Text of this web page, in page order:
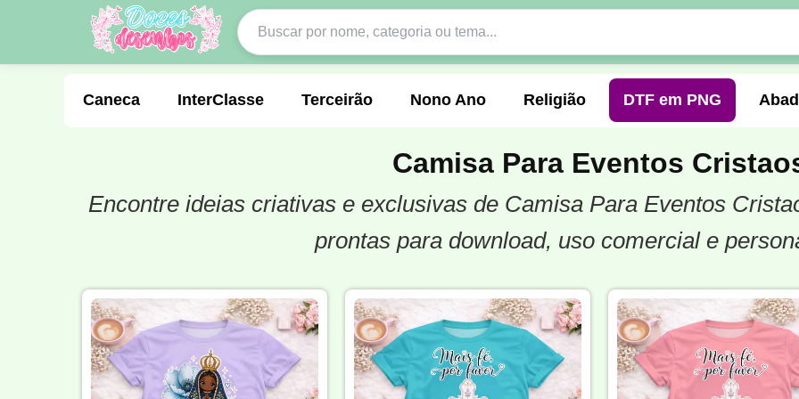
Caneca InterClasse Terceirão Nono Ano Religião DTF em PNG
Molde de Costura Professora Fonte Formandos Profissão Festa Junina
Natalina Agro Uniforme
Motocross Ciclismo Nail Designer Pedagogia Biologia Geografia
Língua Portuguesa
Camisa Para Eventos
Encontre ideias criativas e exclusivas de Camisa Para Eventos
prontas para download, uso comercial e